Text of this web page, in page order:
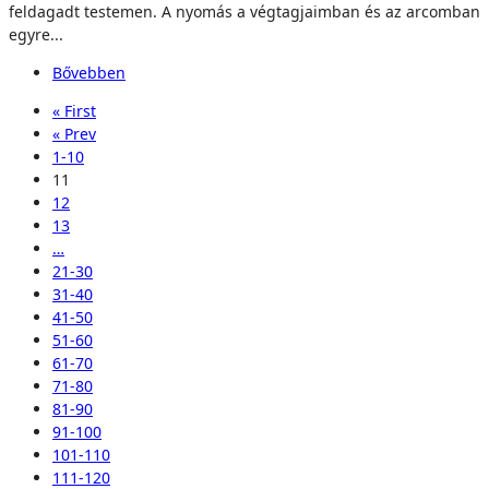
feldagadt testemen. A nyomás a végtagjaimban és az arcomban
egyre...
Bővebben
« First
« Prev
1-10
11
12
13
…
21-30
31-40
41-50
51-60
61-70
71-80
81-90
91-100
101-110
111-120